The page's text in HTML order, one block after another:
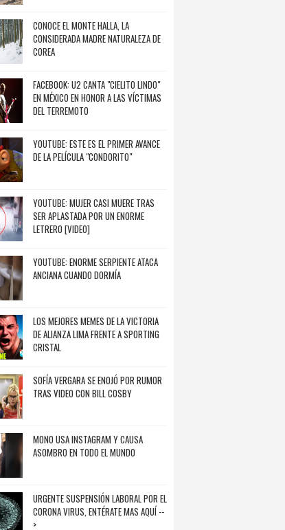
CONOCE EL MONTE HALLA, LA
CONSIDERADA MADRE NATURALEZA DE
COREA
FACEBOOK: U2 CANTA "CIELITO LINDO"
EN MÉXICO EN HONOR A LAS VÍCTIMAS
DEL TERREMOTO
YOUTUBE: ESTE ES EL PRIMER AVANCE
DE LA PELÍCULA "CONDORITO"
YOUTUBE: MUJER CASI MUERE TRAS
SER APLASTADA POR UN ENORME
LETRERO [VIDEO]
YOUTUBE: ENORME SERPIENTE ATACA
ANCIANA CUANDO DORMÍA
LOS MEJORES MEMES DE LA VICTORIA
DE ALIANZA LIMA FRENTE A SPORTING
CRISTAL
SOFÍA VERGARA SE ENOJÓ POR RUMOR
TRAS VIDEO CON BILL COSBY
MONO USA INSTAGRAM Y CAUSA
ASOMBRO EN TODO EL MUNDO
URGENTE SUSPENSIÓN LABORAL POR EL
CORONA VIRUS, ENTÉRATE MAS AQUÍ --
>